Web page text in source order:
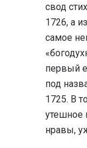
свод
1726, а
самое
первый
под
1725. В
утешное
нравы,